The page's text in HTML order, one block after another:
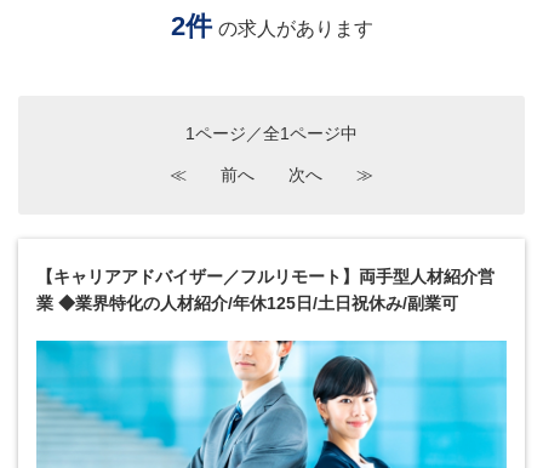
2件 の求人があります
1ページ／全1ページ中
≪ 前へ 次へ ≫
【キャリアアドバイザー／フルリモート】両手型人材紹介営
業 ◆業界特化の人材紹介/年休125日/土日祝休み/副業可